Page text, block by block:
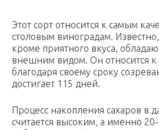
Этот сорт относится к самым
столовым виноградам.
кроме приятного вкуса,
внешним видом. Он относится
благодаря своему сроку
достигает 115 дней.
Процесс накопления сахаров в
считается высоким, а именно